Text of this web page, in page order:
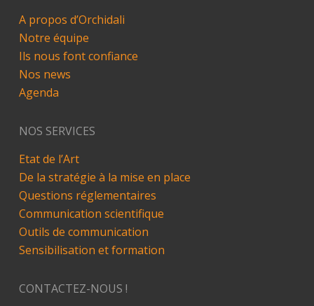
A propos d’Orchidali
Notre équipe
Ils nous font confiance
Nos news
Agenda
NOS SERVICES
Etat de l’Art
De la stratégie à la mise en place
Questions réglementaires
Communication scientifique
Outils de communication
Sensibilisation et formation
CONTACTEZ-NOUS !